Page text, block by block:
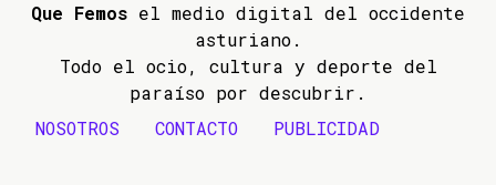
Que Femos el medio digital del occidente
asturiano.
Todo el ocio, cultura y deporte del
paraíso por descubrir.
NOSOTROS
CONTACTO PUBLICIDAD